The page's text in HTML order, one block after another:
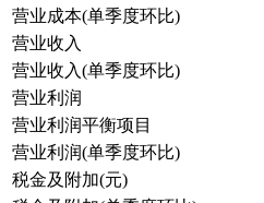
营业成本(单季度环比)
营业收入
营业收入(单季度环比)
营业利润
营业利润平衡项目
营业利润(单季度环比)
税金及附加(元)